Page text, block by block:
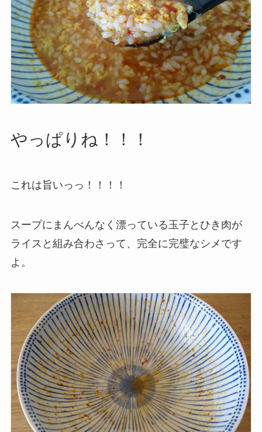
やっぱりね！！！
これは旨いっっ！！！！
スープにまんべんなく漂っている玉子とひき肉が
ライスと組み合わさって、完全に完璧なシメです
よ。